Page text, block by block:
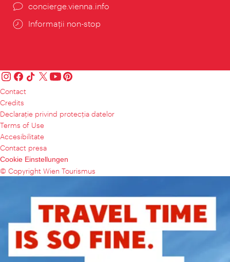
concierge.vienna.info
Informații non-stop
Contact
Credits
Declaraţie privind protecţia datelor
Terms of Use
Accesibilitate
Contact presa
Cookie Einstellungen
© Copyright Wien Tourismus